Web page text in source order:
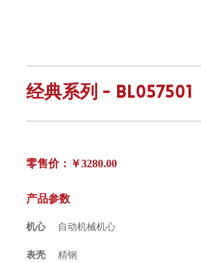
经典系列 - BL057501
零售价：￥3280.00
产品参数
机心 自动机械机心
表壳 精钢